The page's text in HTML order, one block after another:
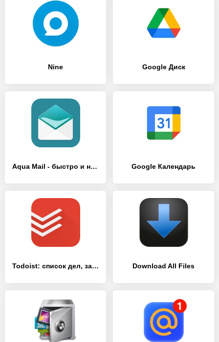
Nine Google Диск
Aqua Mail - быстро и надежно Google Календарь
Todoist: список дел, задачи и напоминания Download All Files